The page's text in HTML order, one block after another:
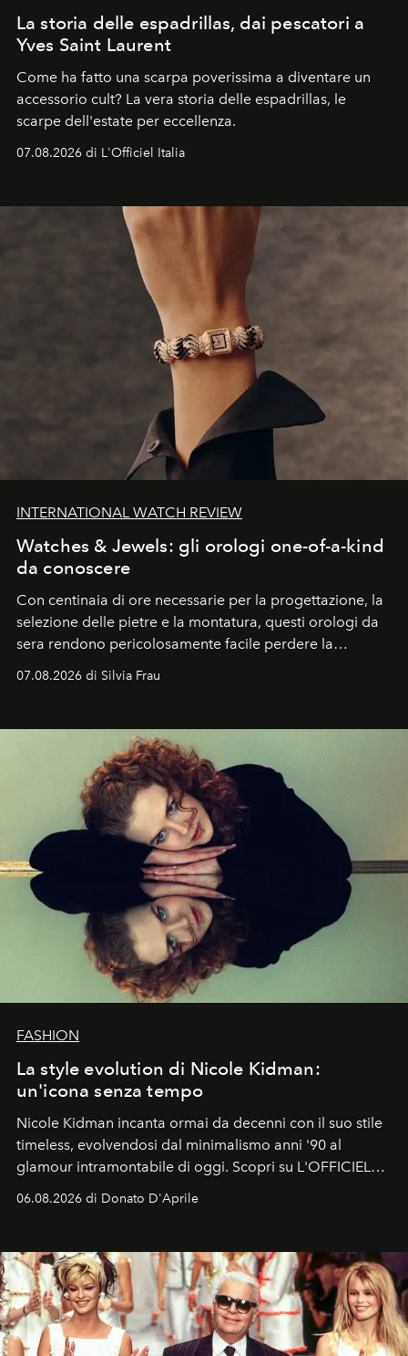
La storia delle espadrillas, dai pescatori a
Yves Saint Laurent
Come ha fatto una scarpa poverissima a diventare un
accessorio cult? La vera storia delle espadrillas, le
scarpe dell'estate per eccellenza.
07.08.2026 di L'Officiel Italia
INTERNATIONAL WATCH REVIEW
Watches & Jewels: gli orologi one-of-a-kind
da conoscere
Con centinaia di ore necessarie per la progettazione, la
selezione delle pietre e la montatura, questi orologi da
sera rendono pericolosamente facile perdere la
cognizione del tempo. Ma con quadranti così
07.08.2026 di Silvia Frau
FASHION
La style evolution di Nicole Kidman:
un'icona senza tempo
Nicole Kidman incanta ormai da decenni con il suo stile
timeless, evolvendosi dal minimalismo anni '90 al
glamour intramontabile di oggi. Scopri su L'OFFICIEL
Italia la sua style evolution.
06.08.2026 di Donato D'Aprile